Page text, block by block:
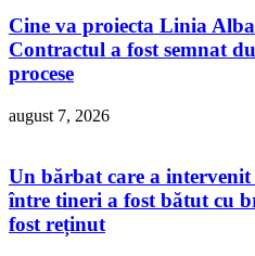
Cine va proiecta Linia
Contractul a fost semnat
procese
august 7, 2026
Un bărbat care a intervenit
între tineri a fost bătut cu
fost reținut